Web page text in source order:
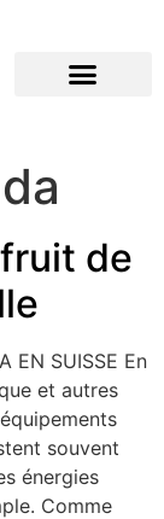
de
EN SUISSE En
et autres
souvent
énergies
Comme